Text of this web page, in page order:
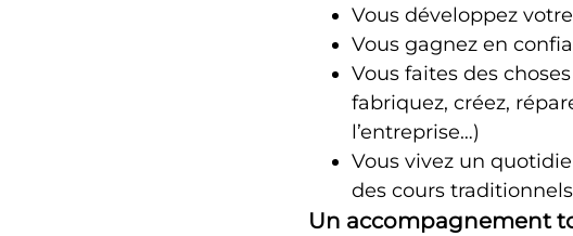
Vous développez
Vous gagnez en
Vous faites des
fabriquez, créez,
l’entreprise…)
Vous vivez un
des cours traditionnels
Un accompagnement